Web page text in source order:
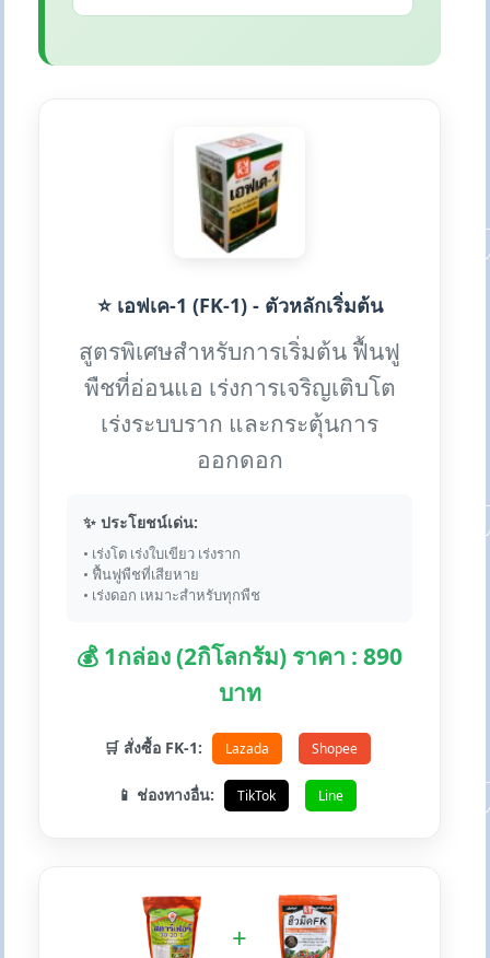
⭐ เอฟเค-1 (FK-1) - ตัวหลักเริ่มต้น
สูตรพิเศษสำหรับการเริ่มต้น ฟื้นฟู
พืชที่อ่อนแอ เร่งการเจริญเติบโต
เร่งระบบราก และกระตุ้นการ
ออกดอก
✨ ประโยชน์เด่น:
• เร่งโต เร่งใบเขียว เร่งราก
• ฟื้นฟูพืชที่เสียหาย
• เร่งดอก เหมาะสำหรับทุกพืช
💰 1กล่อง (2กิโลกรัม) ราคา : 890
บาท
🛒 สั่งซื้อ FK-1: Lazada Shopee
📱 ช่องทางอื่น: TikTok Line
+